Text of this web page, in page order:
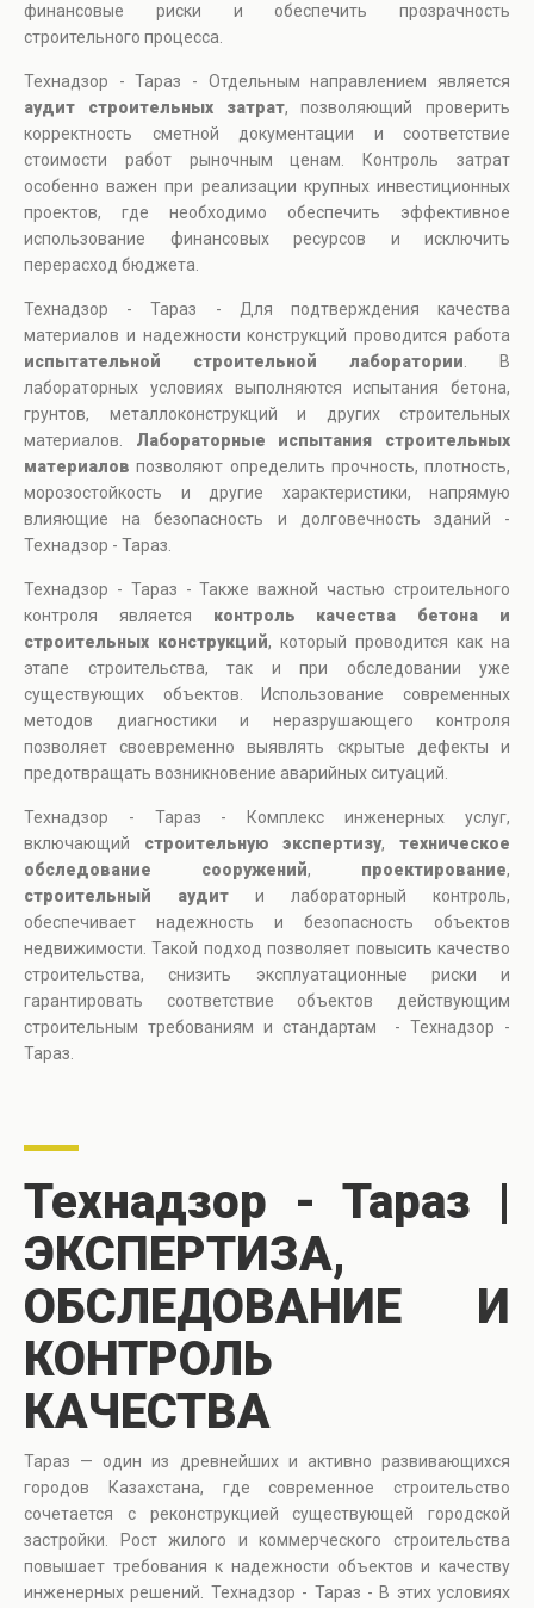
финансовые риски и обеспечить прозрачность
строительного процесса.
Технадзор - Тараз - Отдельным направлением является
аудит строительных затрат, позволяющий проверить
корректность сметной документации и соответствие
стоимости работ рыночным ценам. Контроль затрат
особенно важен при реализации крупных инвестиционных
проектов, где необходимо обеспечить эффективное
использование финансовых ресурсов и исключить
перерасход бюджета.
Технадзор - Тараз - Для подтверждения качества
материалов и надежности конструкций проводится работа
испытательной строительной лаборатории . В
лабораторных условиях выполняются испытания бетона,
грунтов, металлоконструкций и других строительных
материалов. Лабораторные испытания строительных
материалов позволяют определить прочность, плотность,
морозостойкость и другие характеристики, напрямую
влияющие на безопасность и долговечность зданий -
Технадзор - Тараз.
Технадзор - Тараз - Также важной частью строительного
контроля является контроль качества бетона и
строительных конструкций, который проводится как на
этапе строительства, так и при обследовании уже
существующих объектов. Использование современных
методов диагностики и неразрушающего контроля
позволяет своевременно выявлять скрытые дефекты и
предотвращать возникновение аварийных ситуаций.
Технадзор - Тараз - Комплекс инженерных услуг,
включающий строительную экспертизу,техническое
обследование сооружений, проектирование,
строительный аудит и лабораторный контроль,
обеспечивает надежность и безопасность объектов
недвижимости. Такой подход позволяет повысить качество
строительства, снизить эксплуатационные риски и
гарантировать соответствие объектов действующим
строительным требованиям и стандартам - Технадзор -
Тараз.
Технадзор - Тараз |
ЭКСПЕРТИЗА,
ОБСЛЕДОВАНИЕ И
КОНТРОЛЬ
КАЧЕСТВА
Тараз — один из древнейших и активно развивающихся
городов Казахстана, где современное строительство
сочетается с реконструкцией существующей городской
застройки. Рост жилого и коммерческого строительства
повышает требования к надежности объектов и качеству
инженерных решений. Технадзор - Тараз - В этих условиях